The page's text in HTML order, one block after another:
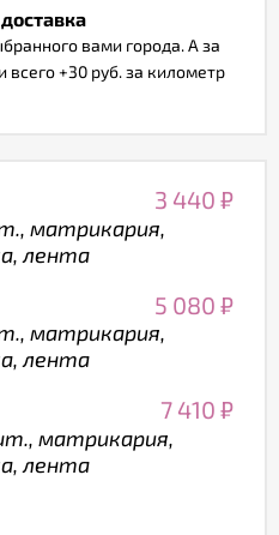
вами города. А за
всего +30 руб. за километр
3 440 ₽
матрикария,
лента
5 080 ₽
матрикария,
лента
7 410 ₽
матрикария,
лента